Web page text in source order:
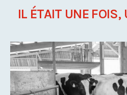
IL ÉTAIT UNE FOIS,